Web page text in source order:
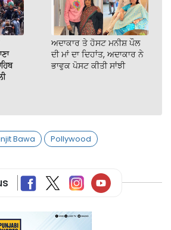
ਅਦਾਕਾਰ ਤੇ ਹੋਸਟ ਮਨੀਸ਼ ਪੌਲ
ਦੀ ਮਾਂ ਦਾ ਦਿਹਾਂਤ, ਅਦਾਕਾਰ ਨੇ
ਭਾਵੁਕ ਪੋਸਟ ਕੀਤੀ ਸਾਂਝੀ
Bawa Pollywood